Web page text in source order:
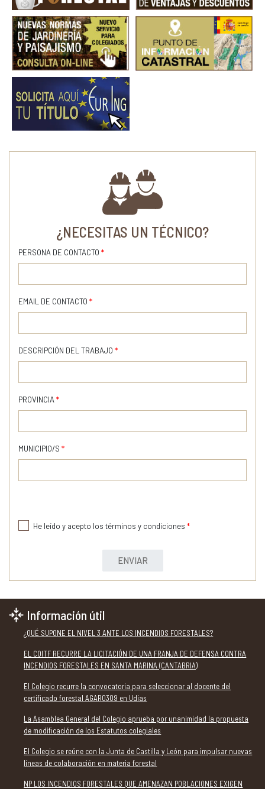
¿NECESITAS UN TÉCNICO?
PERSONA DE CONTACTO *
EMAIL DE CONTACTO *
DESCRIPCIÓN DEL TRABAJO *
PROVINCIA *
MUNICIPIO/S *
He leído y acepto los términos y condiciones *
ENVIAR
Información útil
¿QUÉ SUPONE EL NIVEL 3 ANTE LOS INCENDIOS FORESTALES?
EL COITF RECURRE LA LICITACIÓN DE UNA FRANJA DE DEFENSA CONTRA
INCENDIOS FORESTALES EN SANTA MARINA (CANTABRIA)
El Colegio recurre la convocatoria para seleccionar al docente del
certificado forestal AGAR0309 en Udías
La Asamblea General del Colegio aprueba por unanimidad la propuesta
de modificación de los Estatutos colegiales
El Colegio se reúne con la Junta de Castilla y León para impulsar nuevas
líneas de colaboración en materia forestal
NP LOS INCENDIOS FORESTALES QUE AMENAZAN POBLACIONES EXIGEN